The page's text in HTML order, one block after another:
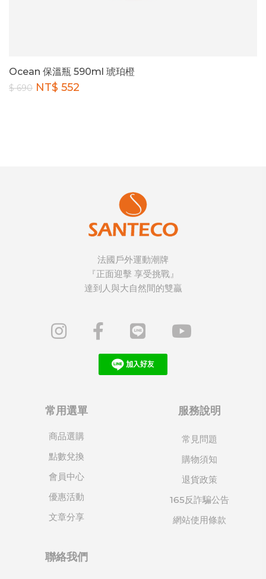
Ocean 保溫瓶 590ml 琥珀橙
$ 690 NT$ 552
法國戶外運動潮牌
『正面迎擊 享受挑戰』
達到人與大自然間的雙贏
常用選單
商品選購
點數兌換
會員中心
優惠活動
文章分享
服務說明
常見問題
購物須知
退貨政策
165反詐騙公告
網站使用條款
聯絡我們